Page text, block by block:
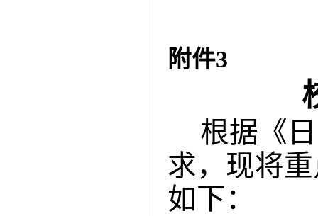
附件3
根据《
求，现将
如下：